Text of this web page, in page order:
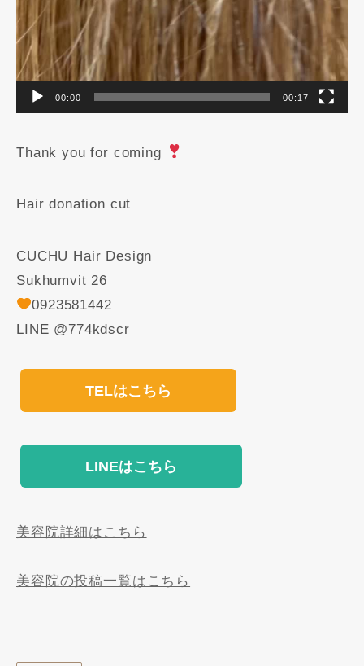
00:00 00:17
Thank you for coming
Hair donation cut ️
CUCHU Hair Design
Sukhumvit 26
0923581442
LINE @774kdscr
TELはこちら
LINEはこちら
美容院詳細はこちら
美容院の投稿一覧はこちら